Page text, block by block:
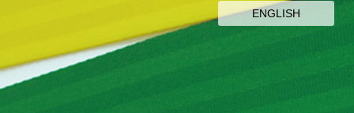
ENGLISH